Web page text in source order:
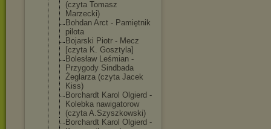
(czyta Tomasz
Marzecki)
Bohdan Arct - Pamiętnik
pilota
Bojarski Piotr - Mecz
[czyta K. Gosztyla]
Bolesław Leśmian -
Przygody Sindbada
Żeglarza (czyta Jacek
Kiss)
Borchardt Karol Olgierd -
Kolebka nawigatorow
(czyta A.Szyszkowski)
Borchardt Karol Olgierd -